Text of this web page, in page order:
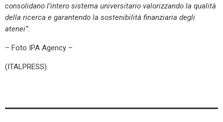
consolidano l’intero sistema universitario valorizzando la qualità
della ricerca e garantendo la sostenibilità finanziaria degli
atenei”.
– Foto IPA Agency –
(ITALPRESS).